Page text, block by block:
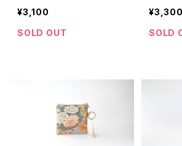
ビナ付きミニポーチ】カード
ポーチ、メイクポーチ、ミニ
財布、誕生日、外国人の方へ
¥3,100
SOLD OUT
シルク
付きミ
チ、メイ
¥3,300
SOLD